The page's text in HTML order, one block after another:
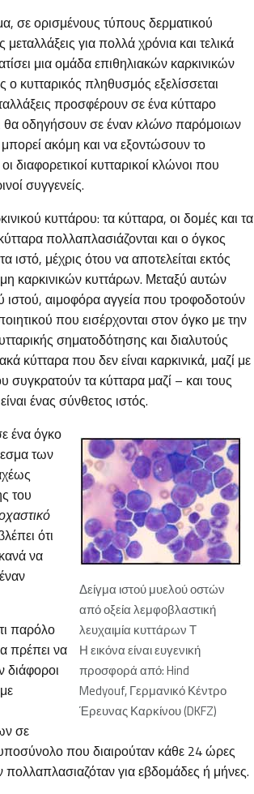
σε ορισμένους τύπους δερματικού
για πολλά χρόνια και τελικά
μια ομάδα επιθηλιακών καρκινικών
πληθυσμός εξελίσσεται
προσφέρουν σε ένα κύτταρο
θα οδηγήσουν σε ένανκλώνοπαρόμοιων
μπορεί ακόμη και να εξοντώσουν το
διαφορετικοί κυτταρικοί κλώνοι που
συγγενείς.
κυττάρου: τα κύτταρα, οι δομές και τα
πολλαπλασιάζονται και ο όγκος
μέχρις ότου να αποτελείται εκτός
καρκινικών κυττάρων. Μεταξύ αυτών
ιστού, αιμοφόρα αγγεία που τροφοδοτούν
που εισέρχονται στον όγκο με την
σηματοδότησης και διαλυτούς
κύτταρα που δεν είναι καρκινικά, μαζί με
συγκρατούν τα κύτταρα μαζί – και τους
ένας σύνθετος ιστός.
Δείγμα ιστού μυελού οστών
από οξεία λεμφοβλαστική
λευχαιμία κυττάρων Τ
Η εικόνα είναι ευγενική
προσφορά από: Hind
Medyouf, Γερμανικό Κέντρο
Έρευνας Καρκίνου (DKFZ)
ένα όγκο
των
του
ότι
να
παρόλο
πρέπει να
διάφοροι
σε
που διαιρούταν κάθε 24 ώρες
για εβδομάδες ή μήνες.